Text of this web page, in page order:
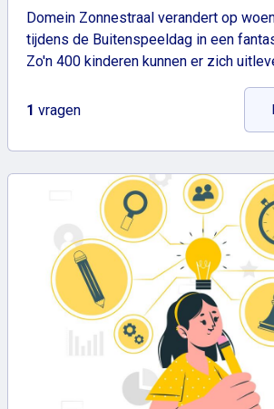
Domein Zonnestraal verandert op
tijdens de Buitenspeeldag in een
Zo'n 400 kinderen kunnen er zich
1 vragen